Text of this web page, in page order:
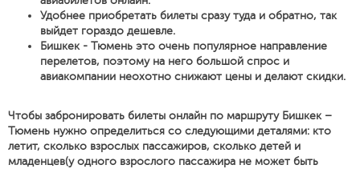
Удобнее приобретать билеты сразу туда и обратно, так
выйдет гораздо дешевле.
Бишкек - Тюмень это очень популярное направление
перелетов, поэтому на него большой спрос и
авиакомпании неохотно снижают цены и делают скидки.
Чтобы забронировать билеты онлайн по маршруту Бишкек –
Тюмень нужно определиться со следующими деталями: кто
летит, сколько взрослых пассажиров, сколько детей и
младенцев(у одного взрослого пассажира не может быть